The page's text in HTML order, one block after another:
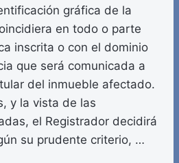
gráfica de la
en todo o parte
inscrita o con el dominio
que será comunicada a
del inmueble afectado.
y la vista de las
el Registrador decidirá
su prudente criterio, …